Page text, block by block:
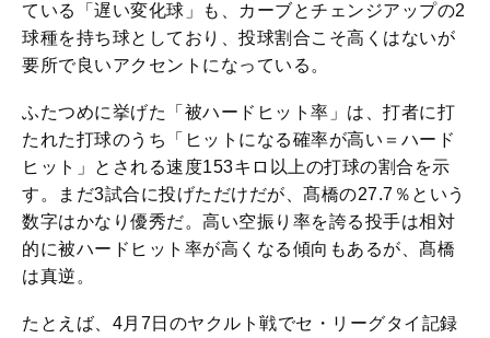
ている「遅い変化球」も、カーブとチェンジアップの2
球種を持ち球としており、投球割合こそ高くはないが
要所で良いアクセントになっている。
ふたつめに挙げた「被ハードヒット率」は、打者に打
たれた打球のうち「ヒットになる確率が高い＝ハード
ヒット」とされる速度153キロ以上の打球の割合を示
す。まだ3試合に投げただけだが、髙橋の27.7％という
数字はかなり優秀だ。高い空振り率を誇る投手は相対
的に被ハードヒット率が高くなる傾向もあるが、髙橋
は真逆。
たとえば、4月7日のヤクルト戦でセ・リーグタイ記録